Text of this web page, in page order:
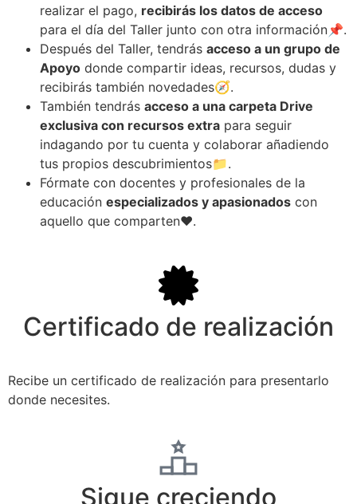
realizar el pago, recibirás los datos de acceso
para el día del Taller junto con otra información📌.
Después del Taller, tendrás acceso a un grupo de
Apoyo donde compartir ideas, recursos, dudas y
recibirás también novedades🧭.
También tendrás acceso a una carpeta Drive
exclusiva con recursos extra para seguir
indagando por tu cuenta y colaborar añadiendo
tus propios descubrimientos📁.
Fórmate con docentes y profesionales de la
educación especializados y apasionados con
aquello que comparten❤️.
Certificado de realización
Recibe un certificado de realización para presentarlo
donde necesites.
Sigue creciendo